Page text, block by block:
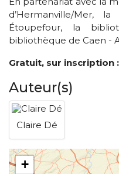
d’Hermanville/Mer,
Étoupefour, la
bibliothèque de Caen -
Gratuit, sur inscription
Auteur(s)
Claire Dé
+